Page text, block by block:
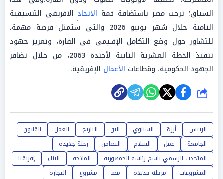
السياق؛ ترحب مصر باستضافة قمة الاتحاد الافريقى التنسيقية
الثامنة خلال شهر يونيو 2026 والتى ستمثل فرصة مهمة،
للتشاور حول وضع التكامل الإقليمى فى القارة، وتعزيز جهود
تنفيذ الخطة العشرية الثانية لأجندة 2063، من خلال تضافر
الجهود الحكومية، وقطاعات الأعمال الإفريقية.
شارك
الرئيس أرزة الشناوي البن التاريخ العمل
القانون
الجامعة
عمل السلام التضامن
رحلة جديدة
المتحدث الرسمي باسم رئاسة الجمهورية
الملاحة البناء
إفريقيا
المشروعات
مرحلة جديدة مصر مشروع
التجارة